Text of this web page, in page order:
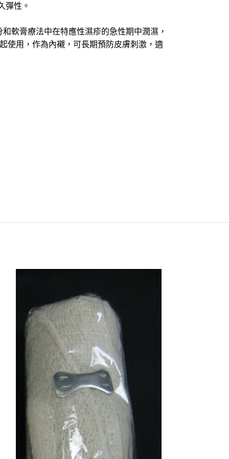
彈性。
軟膏療法中在特應性濕疹的急性期中潤濕，
使用，作為內襯，可長期預防皮膚刺激，適